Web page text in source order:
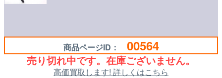
商品ページID： 00564
売り切れ中です。在庫ございません。
高価買取します! 詳しくはこちら